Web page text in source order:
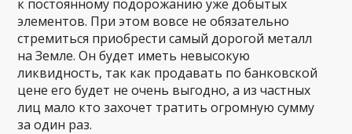
к постоянному подорожанию уже добытых
элементов. При этом вовсе не обязательно
стремиться приобрести самый дорогой металл
на Земле. Он будет иметь невысокую
ликвидность, так как продавать по банковской
цене его будет не очень выгодно, а из частных
лиц мало кто захочет тратить огромную сумму
за один раз.